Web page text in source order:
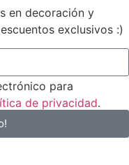
en decoración y
exclusivos :)
para
de privacidad.